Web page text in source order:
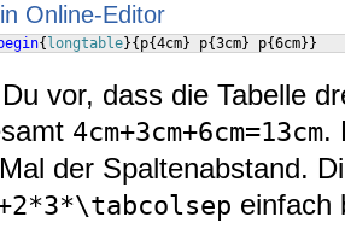
Online-Editor
{ longtable}{ p{4cm} p{3cm} p{6cm}}
vor, dass die Tabelle
4cm+3cm+6cm=13cm.
der Spaltenabstand.
einfach